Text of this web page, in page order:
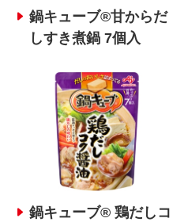
鍋キューブ®甘からだ
しすき煮鍋 7個入
鍋キューブ® 鶏だしコ